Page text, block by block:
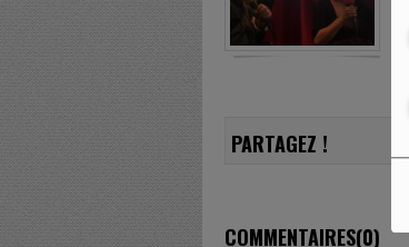
PARTAGEZ !
COMMENTAIRES(0)